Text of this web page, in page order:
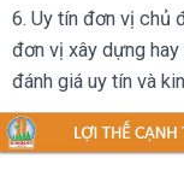
6. Uy tín đơn vị chủ
đơn vị xây dựng
đánh giá uy tín và